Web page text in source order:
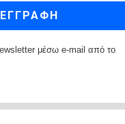
μέσω e-mail από το